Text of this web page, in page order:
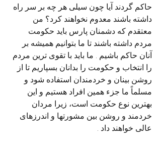
حاکم گردند آیا چون سیلی هر چه بر سر راه
داشته باشند معدوم نخواهند کرد؟ من
معتقدم که دشمنان پارس باید حکومت
مردم داشته باشند تا ما بتوانیم همیشه بر
آنان حاکم باشیم . ما باید با تقوی ترین مردم
را انتخاب و حکومت را بدانان بسپاریم تا از
روشن بینان و خردمندان استفاده شود و
مسلماً ما جزء همین افراد هستیم و این
بهترین نوع حکومت است، زیرا مردان
خردمند و روشن بین مشورتها و اندرزهای
عالی خواهند داد .